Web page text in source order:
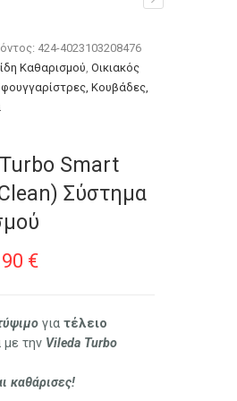
424-4023103208476
Καθαρισμού,Οικιακός
Κουβάδες,
Smart
Σύστημα
€.
€Η
τιμή
είναι:
25.90 €.
γιατέλειο
με την Vileda Turbo
καθάρισες!